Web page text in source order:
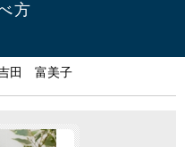
方
田 富美子